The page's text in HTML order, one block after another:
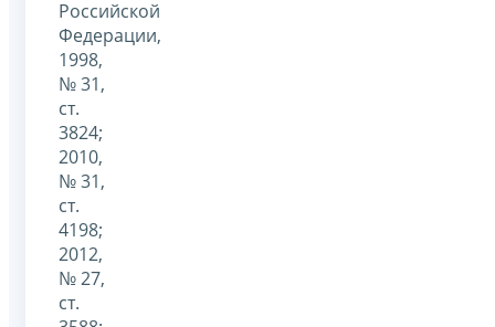
Российской
Федерации,
1998,
№ 31,
ст.
3824;
2010,
№ 31,
ст.
4198;
2012,
№ 27,
ст.